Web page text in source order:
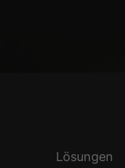
Lösungen
Externe Medien